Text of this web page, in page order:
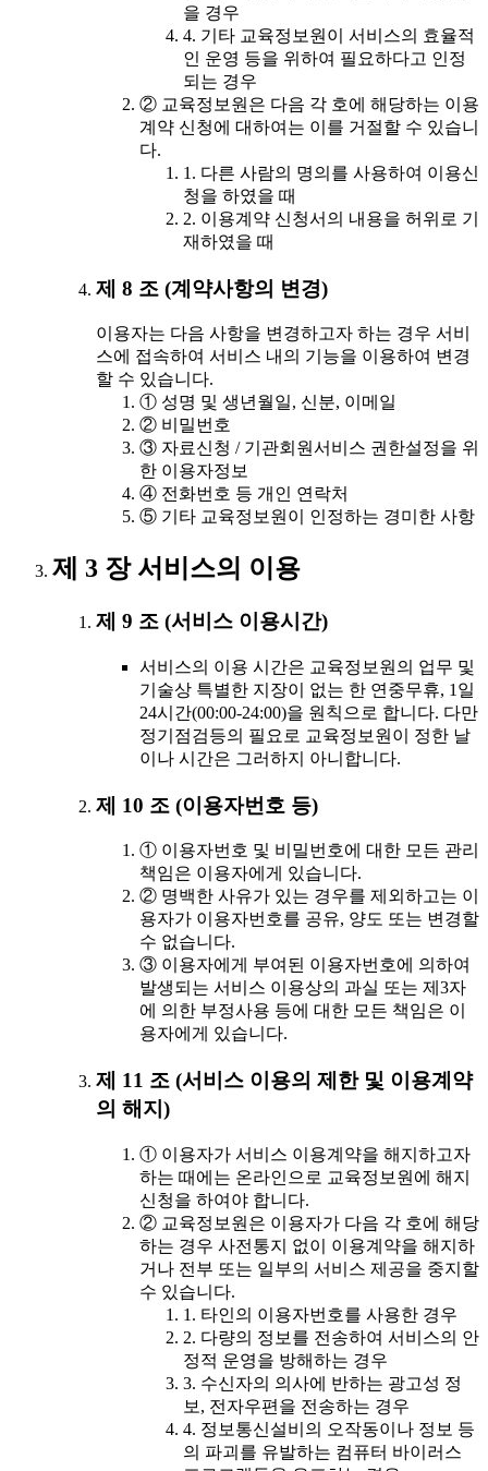
을 경우
4. 기타 교육정보원이 서비스의 효율적
인 운영 등을 위하여 필요하다고 인정
되는 경우
② 교육정보원은 다음 각 호에 해당하는 이용
계약 신청에 대하여는 이를 거절할 수 있습니
다.
1. 다른 사람의 명의를 사용하여 이용신
청을 하였을 때
2. 이용계약 신청서의 내용을 허위로 기
재하였을 때
제 8 조 (계약사항의 변경)
이용자는 다음 사항을 변경하고자 하는 경우 서비
스에 접속하여 서비스 내의 기능을 이용하여 변경
할 수 있습니다.
① 성명 및 생년월일, 신분, 이메일
② 비밀번호
③ 자료신청 / 기관회원서비스 권한설정을 위
한 이용자정보
④ 전화번호 등 개인 연락처
⑤ 기타 교육정보원이 인정하는 경미한 사항
제 3 장 서비스의 이용
제 9 조 (서비스 이용시간)
서비스의 이용 시간은 교육정보원의 업무 및
기술상 특별한 지장이 없는 한 연중무휴, 1일
24시간(00:00-24:00)을 원칙으로 합니다. 다만
정기점검등의 필요로 교육정보원이 정한 날
이나 시간은 그러하지 아니합니다.
제 10 조 (이용자번호 등)
① 이용자번호 및 비밀번호에 대한 모든 관리
책임은 이용자에게 있습니다.
② 명백한 사유가 있는 경우를 제외하고는 이
용자가 이용자번호를 공유, 양도 또는 변경할
수 없습니다.
③ 이용자에게 부여된 이용자번호에 의하여
발생되는 서비스 이용상의 과실 또는 제3자
에 의한 부정사용 등에 대한 모든 책임은 이
용자에게 있습니다.
제 11 조 (서비스 이용의 제한 및 이용계약
의 해지)
① 이용자가 서비스 이용계약을 해지하고자
하는 때에는 온라인으로 교육정보원에 해지
신청을 하여야 합니다.
② 교육정보원은 이용자가 다음 각 호에 해당
하는 경우 사전통지 없이 이용계약을 해지하
거나 전부 또는 일부의 서비스 제공을 중지할
수 있습니다.
1. 타인의 이용자번호를 사용한 경우
2. 다량의 정보를 전송하여 서비스의 안
정적 운영을 방해하는 경우
3. 수신자의 의사에 반하는 광고성 정
보, 전자우편을 전송하는 경우
4. 정보통신설비의 오작동이나 정보 등
의 파괴를 유발하는 컴퓨터 바이러스